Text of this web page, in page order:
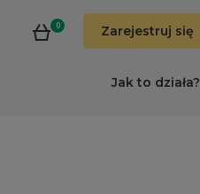
0 Zarejestruj się
Jak to działa?